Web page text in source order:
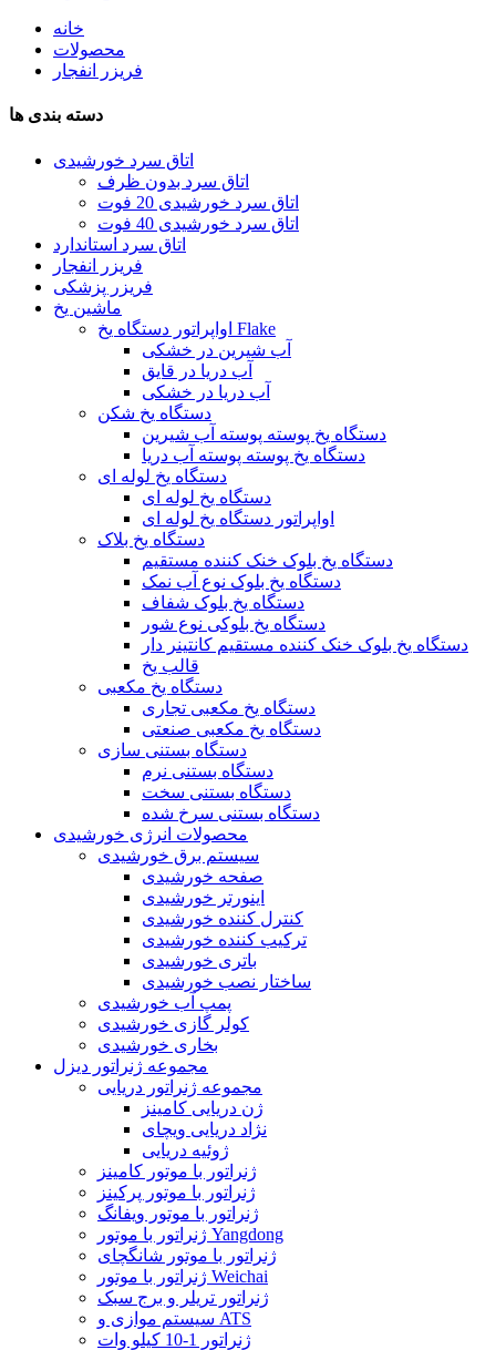
خانه
محصولات
فریزر انفجار
دسته بندی ها
اتاق سرد خورشیدی
اتاق سرد بدون ظرف
اتاق سرد خورشیدی 20 فوت
اتاق سرد خورشیدی 40 فوت
اتاق سرد استاندارد
فریزر انفجار
فریزر پزشکی
ماشین یخ
اواپراتور دستگاه یخ Flake
آب شیرین در خشکی
آب دریا در قایق
آب دریا در خشکی
دستگاه یخ شکن
دستگاه یخ پوسته پوسته آب شیرین
دستگاه یخ پوسته پوسته آب دریا
دستگاه یخ لوله ای
دستگاه یخ لوله ای
اواپراتور دستگاه یخ لوله ای
دستگاه یخ بلاک
دستگاه یخ بلوک خنک کننده مستقیم
دستگاه یخ بلوک نوع آب نمک
دستگاه یخ بلوک شفاف
دستگاه یخ بلوکی نوع شور
دستگاه یخ بلوک خنک کننده مستقیم کانتینر دار
قالب یخ
دستگاه یخ مکعبی
دستگاه یخ مکعبی تجاری
دستگاه یخ مکعبی صنعتی
دستگاه بستنی سازی
دستگاه بستنی نرم
دستگاه بستنی سخت
دستگاه بستنی سرخ شده
محصولات انرژی خورشیدی
سیستم برق خورشیدی
صفحه خورشیدی
اینورتر خورشیدی
کنترل کننده خورشیدی
ترکیب کننده خورشیدی
باتری خورشیدی
ساختار نصب خورشیدی
پمپ آب خورشیدی
کولر گازی خورشیدی
بخاری خورشیدی
مجموعه ژنراتور دیزل
مجموعه ژنراتور دریایی
ژن دریایی کامینز
نژاد دریایی ویچای
ژوئیه دریایی
ژنراتور با موتور کامینز
ژنراتور با موتور پرکینز
ژنراتور با موتور ویفانگ
ژنراتور با موتور Yangdong
ژنراتور با موتور شانگچای
ژنراتور با موتور Weichai
ژنراتور تریلر و برج سبک
سیستم موازی و ATS
ژنراتور 1-10 کیلو وات